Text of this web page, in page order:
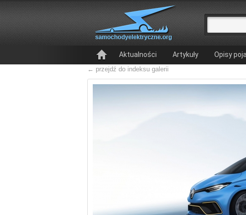
Aktualności Artykuły Opisy
← przejdź do indeksu galerii